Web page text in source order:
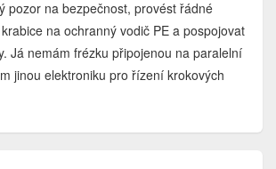
pozor na bezpečnost, provést řádné
na ochranný vodič PE a pospojovat
Já nemám frézku připojenou na paralelní
jinou elektroniku pro řízení krokových